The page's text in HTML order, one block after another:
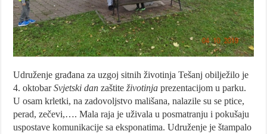
Udruženje građana za uzgoj sitnih životinja Tešanj obilježilo je
4. oktobarSvjetski dan zaštiteživotinja prezentacijom u parku.
U osam krletki, na zadovoljstvo mališana, nalazile su se ptice,
perad, zečevi,…. Mala raja je uživala u posmatranju i pokušaju
uspostave komunikacije sa eksponatima. Udruženje je štampalo